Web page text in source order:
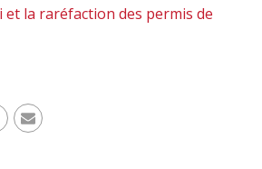
et la raréfaction des permis de